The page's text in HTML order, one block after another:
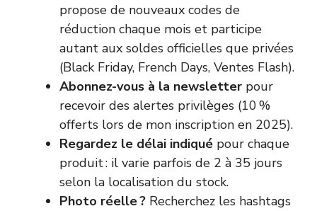
propose de nouveaux codes de
réduction chaque mois et participe
autant aux soldes officielles que privées
(Black Friday, French Days, Ventes Flash).
Abonnez-vous à la newsletter pour
recevoir des alertes privilèges (10 %
offerts lors de mon inscription en 2025).
Regardez le délai indiqué pour chaque
produit : il varie parfois de 2 à 35 jours
selon la localisation du stock.
Photo réelle ? Recherchez les hashtags